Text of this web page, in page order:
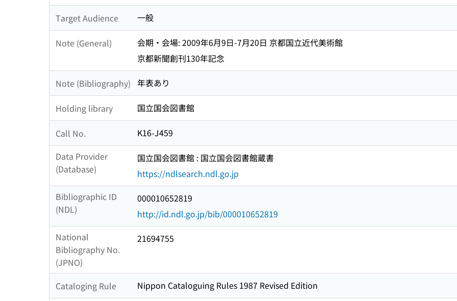
Target Audience 一般
Note (General)
会期・会場: 2009年6月9日-7月20日 京都国立近代美術館
京都新聞創刊130年記念
Note (Bibliography) 年表あり
Holding library 国立国会図書館
Call No.
K16-J459
Data Provider
(Database)
国立国会図書館 : 国立国会図書館蔵書
https://ndlsearch.ndl.go.jp
Bibliographic ID
(NDL)
000010652819
http://id.ndl.go.jp/bib/000010652819
National
Bibliography No.
(JPNO)
21694755
Cataloging Rule
Nippon Cataloguing Rules 1987 Revised Edition